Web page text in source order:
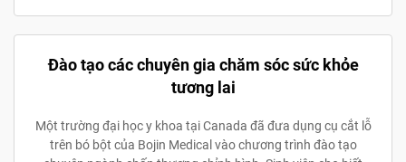
Đào tạo các chuyên gia chăm sóc sức khỏe
tương lai
Một trường đại học y khoa tại Canada đã đưa dụng cụ cắt lỗ
trên bó bột của Bojin Medical vào chương trình đào tạo